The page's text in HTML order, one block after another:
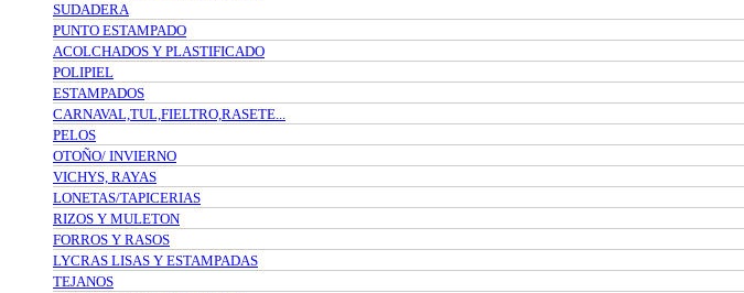
SUDADERA
PUNTO ESTAMPADO
ACOLCHADOS Y PLASTIFICADO
POLIPIEL
ESTAMPADOS
CARNAVAL,TUL,FIELTRO,RASETE...
PELOS
OTOÑO/ INVIERNO
VICHYS, RAYAS
LONETAS/TAPICERIAS
RIZOS Y MULETON
FORROS Y RASOS
LYCRAS LISAS Y ESTAMPADAS
TEJANOS